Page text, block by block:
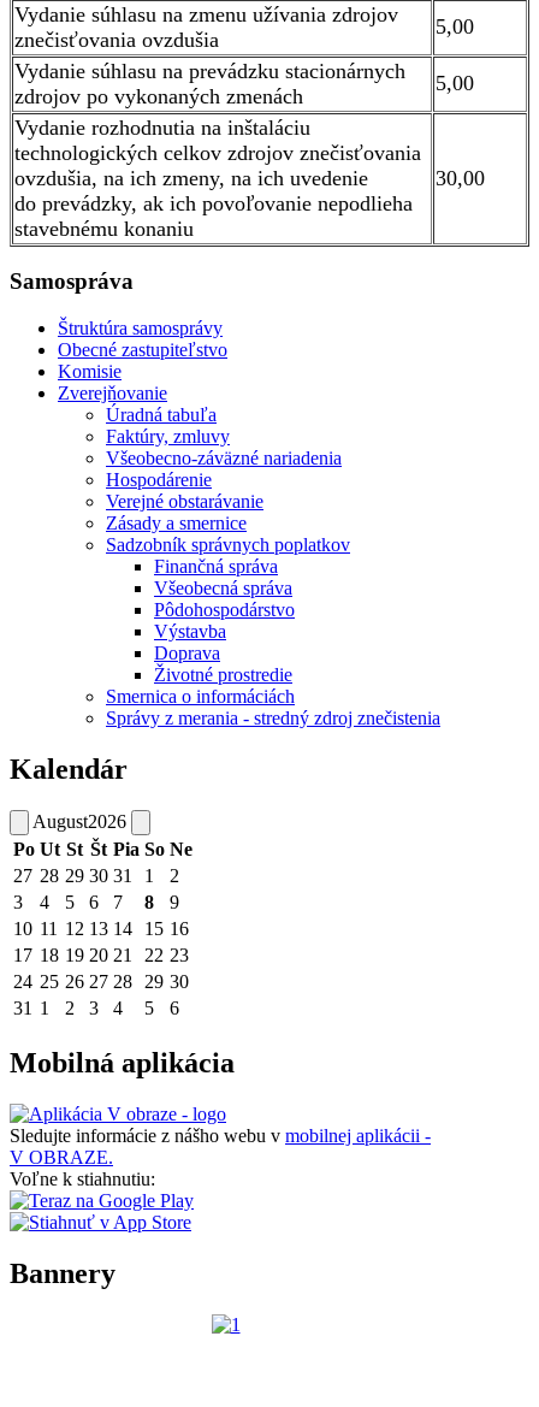
Vydanie súhlasu na zmenu užívania zdrojov
znečisťovania ovzdušia
5,00
Vydanie súhlasu na prevádzku stacionárnych
zdrojov po vykonaných zmenách
5,00
Vydanie rozhodnutia na inštaláciu
technologických celkov zdrojov znečisťovania
ovzdušia, na ich zmeny, na ich uvedenie
do prevádzky, ak ich povoľovanie nepodlieha
stavebnému konaniu
30,00
Samospráva
Štruktúra samosprávy
Obecné zastupiteľstvo
Komisie
Zverejňovanie
Úradná tabuľa
Faktúry, zmluvy
Všeobecno-záväzné nariadenia
Hospodárenie
Verejné obstarávanie
Zásady a smernice
Sadzobník správnych poplatkov
Finančná správa
Všeobecná správa
Pôdohospodárstvo
Výstavba
Doprava
Životné prostredie
Smernica o informáciách
Správy z merania - stredný zdroj znečistenia
Kalendár
August2026
Po Ut St Št Pia So Ne
27 28 29 30 31 1
2
3
4 5 6 7 8
9
10 11 12 13 14 15 16
17 18 19 20 21 22 23
24 25 26 27 28 29 30
31 1 2 3 4 5 6
Mobilná aplikácia
Sledujte informácie z nášho webu v mobilnej aplikácii -
V OBRAZE.
Voľne k stiahnutiu:
Bannery